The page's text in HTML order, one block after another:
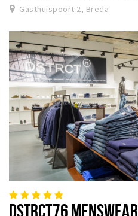
Gasthuispoort 2, Breda
DSTRCT76 MENSWEAR